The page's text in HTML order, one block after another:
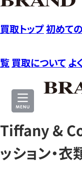
買取トップ初めて
覧 買取について よ
Tiffany & Co.
ッション・